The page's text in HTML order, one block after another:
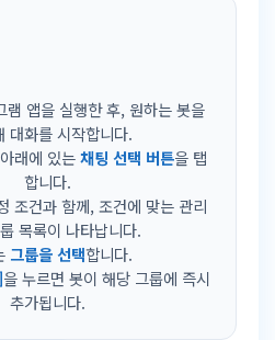
램 앱을 실행한 후, 원하는 봇을
대화를 시작합니다.
래에 있는채팅 선택 버튼을 탭
합니다.
조건과 함께, 조건에 맞는 관리
목록이 나타납니다.
그룹을 선택합니다.
을 누르면 봇이 해당 그룹에 즉시
추가됩니다.